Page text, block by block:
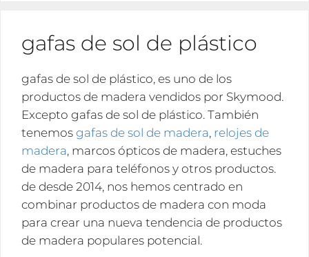
gafas de sol de plástico
gafas de sol de plástico, es uno de los
productos de madera vendidos por Skymood.
Excepto gafas de sol de plástico. También
tenemos gafas de sol de madera, relojes de
madera, marcos ópticos de madera, estuches
de madera para teléfonos y otros productos.
de desde 2014, nos hemos centrado en
combinar productos de madera con moda
para crear una nueva tendencia de productos
de madera populares potencial.